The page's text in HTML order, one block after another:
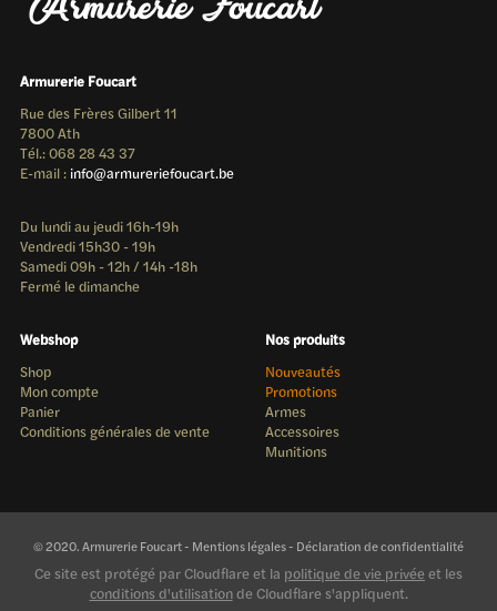
Armurerie Foucart
Rue des Frères Gilbert 11
7800 Ath
Tél.: 068 28 43 37
E-mail : info@armureriefoucart.be
Du lundi au jeudi 16h-19h
Vendredi 15h30 - 19h
Samedi 09h - 12h / 14h -18h
Fermé le dimanche
Webshop
Shop
Mon compte
Panier
Conditions générales de vente
Nos produits
Nouveautés
Promotions
Armes
Accessoires
Munitions
© 2020. Armurerie Foucart - Mentions légales- Déclaration de confidentialité
Ce site est protégé par Cloudflare et la politique de vie privée et les
conditions d'utilisationde Cloudflare s'appliquent.